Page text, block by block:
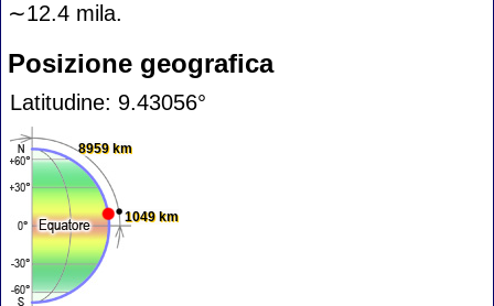
∼12.4 mila.
Posizione geografica
Latitudine: 9.43056°
8959 km
1049 km